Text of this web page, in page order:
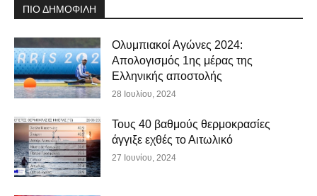
ΠΙΟ ΔΗΜΟΦΙΛΗ
Ολυμπιακοί Αγώνες 2024:
Απολογισμός 1ης μέρας της
Ελληνικής αποστολής
28 Ιουλίου, 2024
Τους 40 βαθμούς θερμοκρασίες
άγγιξε εχθές το Αιτωλικό
27 Ιουνίου, 2024